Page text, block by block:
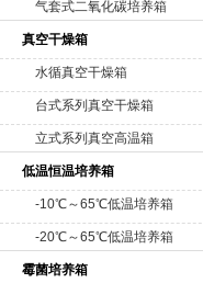
气套式二氧化碳培养箱
真空干燥箱
水循真空干燥箱
台式系列真空干燥箱
立式系列真空高温箱
低温恒温培养箱
-10℃～65℃低温培养箱
-20℃～65℃低温培养箱
霉菌培养箱